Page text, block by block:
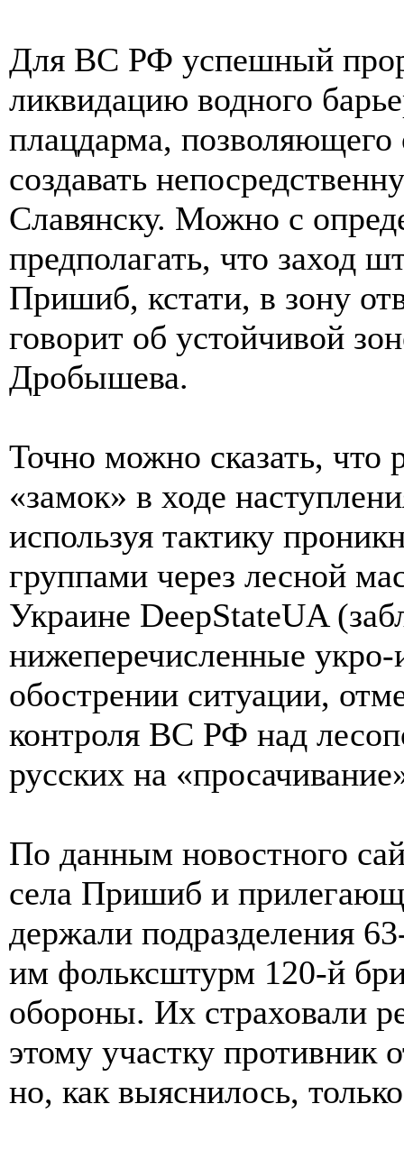
Для ВС РФ успешный
ликвидацию водного
плацдарма, позволяющего
создавать
Славянску. Можно с
предполагать, что заход
Пришиб, кстати, в зону
говорит об устойчивой
Дробышева.
Точно можно сказать, что
«замок» в ходе
используя тактику
группами через лесной
Украине DeepStateUA
нижеперечисленные
обострении ситуации,
контроля ВС РФ над
русских на
По данным новостного
села Пришиб и
держали подразделения
им фольксштурм 120-й
обороны. Их страховали
этому участку противник
но, как выяснилось,